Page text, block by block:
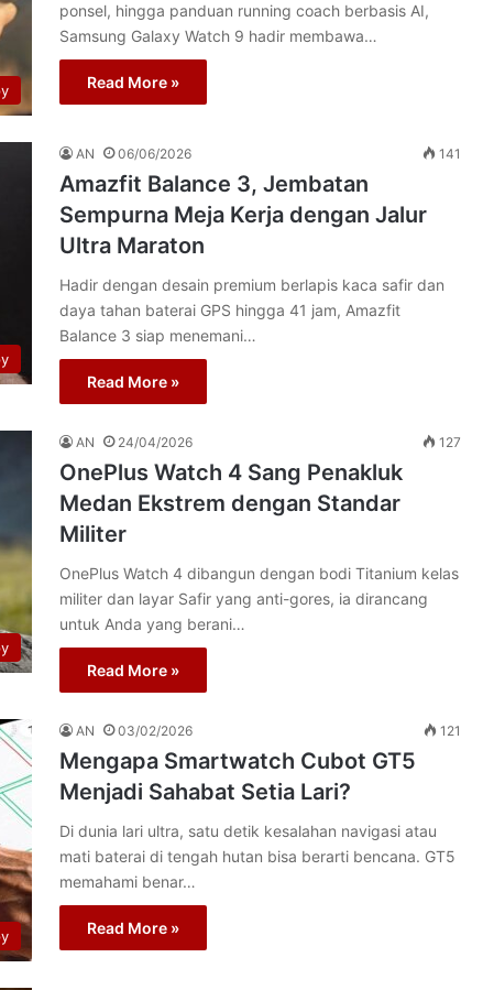
ponsel, hingga panduan running coach berbasis AI,
Samsung Galaxy Watch 9 hadir membawa…
Read More »
AN 06/06/2026 141
Amazfit Balance 3, Jembatan
Sempurna Meja Kerja dengan Jalur
Ultra Maraton
Hadir dengan desain premium berlapis kaca safir dan
daya tahan baterai GPS hingga 41 jam, Amazfit
Balance 3 siap menemani…
Read More »
AN 24/04/2026 127
OnePlus Watch 4 Sang Penakluk
Medan Ekstrem dengan Standar
Militer
OnePlus Watch 4 dibangun dengan bodi Titanium kelas
militer dan layar Safir yang anti-gores, ia dirancang
untuk Anda yang berani…
Read More »
AN 03/02/2026 121
Mengapa Smartwatch Cubot GT5
Menjadi Sahabat Setia Lari?
Di dunia lari ultra, satu detik kesalahan navigasi atau
mati baterai di tengah hutan bisa berarti bencana. GT5
memahami benar…
Read More »